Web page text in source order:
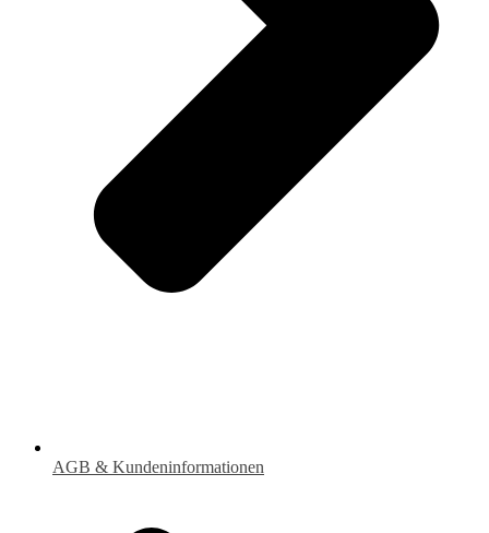
AGB & Kundeninformationen